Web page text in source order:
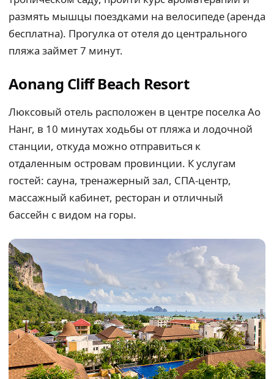
размять мышцы поездками на велосипеде (аренда
бесплатна). Прогулка от отеля до центрального
пляжа займет 7 минут.
Aonang Cliff Beach Resort
Люксовый отель расположен в центре поселка Ао
Нанг, в 10 минутах ходьбы от пляжа и лодочной
станции, откуда можно отправиться к
отдаленным островам провинции. К услугам
гостей: сауна, тренажерный зал, СПА-центр,
массажный кабинет, ресторан и отличный
бассейн с видом на горы.